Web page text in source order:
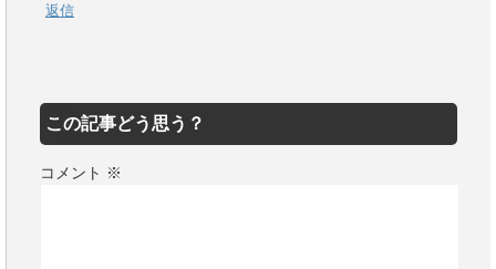
返信
この記事どう思う？
コメント ※